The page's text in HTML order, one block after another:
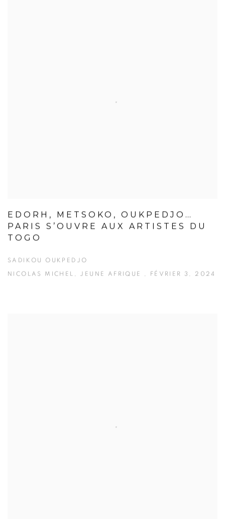
EDORH, METSOKO, OUKPEDJO…
PARIS S’OUVRE AUX ARTISTES DU
TOGO
SADIKOU OUKPEDJO
NICOLAS MICHEL, JEUNE AFRIQUE , FÉVRIER 3, 2024